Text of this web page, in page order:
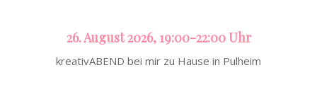
26. August 2026, 19:00-22:00 Uhr
kreativABEND bei mir zu Hause in Pulheim